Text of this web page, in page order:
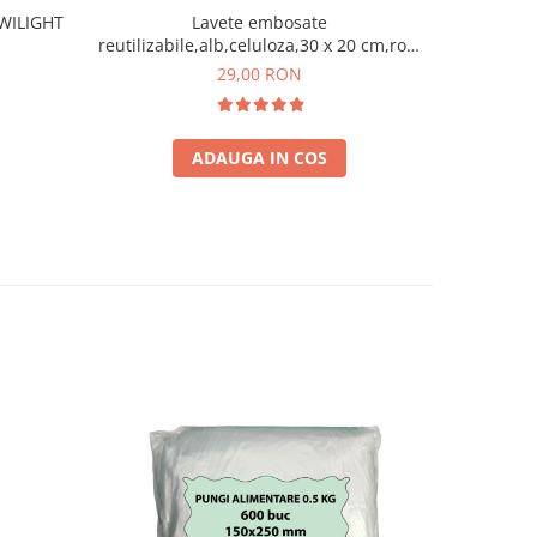
Lavete embosate
reutilizabile,alb,celuloza,30 x 20 cm,rola
75 bucati
29,00 RON
ADAUGA IN COS